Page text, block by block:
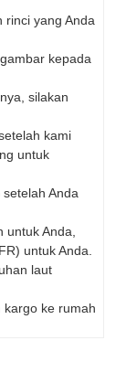
rinci yang Anda
kepada
silakan
kami
untuk
Anda
untuk Anda,
untuk Anda.
laut
kargo ke rumah